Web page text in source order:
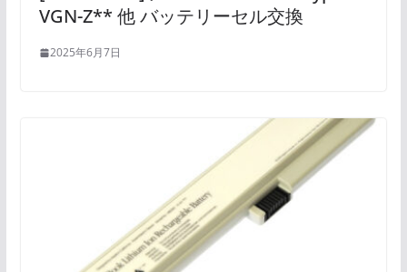
VGN-Z** 他 バッテリーセル交換
2025年6月7日